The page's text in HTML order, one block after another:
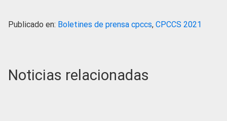
Publicado en: Boletines de prensa cpccs, CPCCS 2021
Noticias relacionadas